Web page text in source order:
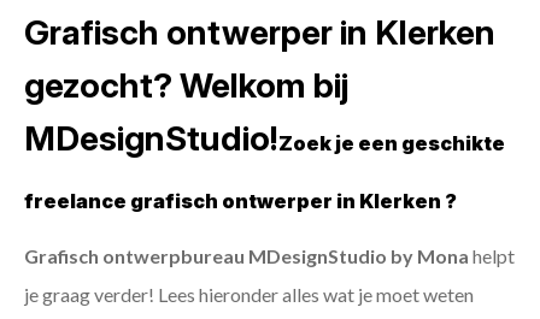
Grafisch ontwerper in Klerken
gezocht? Welkom bij
MDesignStudio!Zoek je een geschikte
freelance grafisch ontwerper in Klerken ?
Grafisch ontwerpbureau MDesignStudio by Mona helpt
je graag verder! Lees hieronder alles wat je moet weten